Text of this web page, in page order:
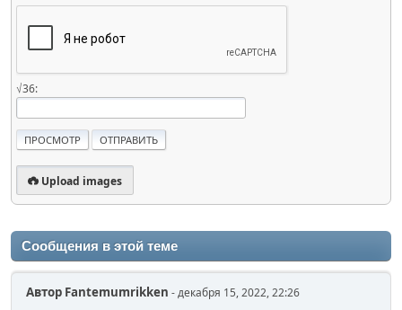
√36:
Upload images
Сообщения в этой теме
Автор Fantemumrikken - декабря 15, 2022, 22:26